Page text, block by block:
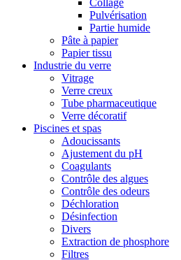
Collage
Pulvérisation
Partie humide
Pâte à papier
Papier tissu
Industrie du verre
Vitrage
Verre creux
Tube pharmaceutique
Verre décoratif
Piscines et spas
Adoucissants
Ajustement du pH
Coagulants
Contrôle des algues
Contrôle des odeurs
Déchloration
Désinfection
Divers
Extraction de phosphore
Filtres